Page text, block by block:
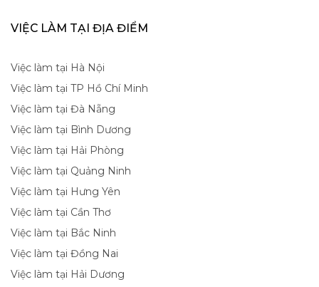
VIỆC LÀM TẠI ĐỊA ĐIỂM
Việc làm tại Hà Nội
Việc làm tại TP Hồ Chí Minh
Việc làm tại Đà Nẵng
Việc làm tại Bình Dương
Việc làm tại Hải Phòng
Việc làm tại Quảng Ninh
Việc làm tại Hưng Yên
Việc làm tại Cần Thơ
Việc làm tại Bắc Ninh
Việc làm tại Đồng Nai
Việc làm tại Hải Dương